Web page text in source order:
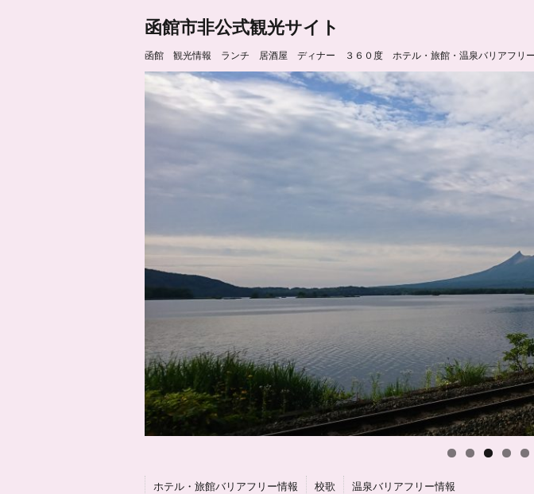
函館市非公式観光サイト
函館 観光情報 ランチ 居酒屋 ディナー ３６０度 ホテル・旅館・温泉バリアフリー
ホテル・旅館バリアフリー情報 校歌 温泉バリアフリー情報